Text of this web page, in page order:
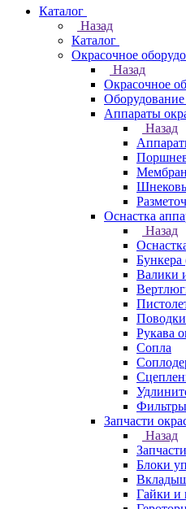
Каталог
Назад
Каталог
Окрасочное
Назад
Окрасочное
Аппараты
Назад
Оснастка
Назад
Бункера
Валики
Поводки
Рукава
Сопла
Фильтры
Запчасти
Назад
Блоки
Гайки и